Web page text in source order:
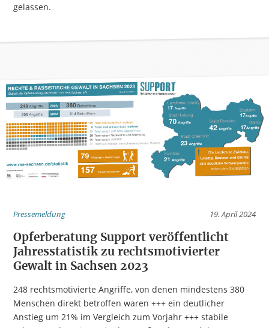
gelassen.
Pressemeldung 19. April 2024
Opferberatung Support veröffentlicht
Jahresstatistik zu rechtsmotivierter
Gewalt in Sachsen 2023
248 rechtsmotivierte Angriffe, von denen mindestens 380
Menschen direkt betroffen waren +++ ein deutlicher
Anstieg um 21% im Vergleich zum Vorjahr +++ stabile